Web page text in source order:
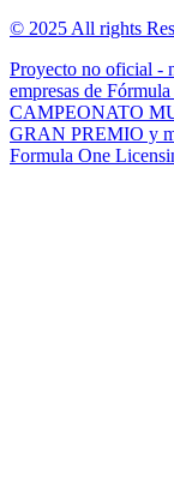
© 2025 All rights
Proyecto no oficial -
empresas de
CAMPEONATO
GRAN PREMIO y
Formula One